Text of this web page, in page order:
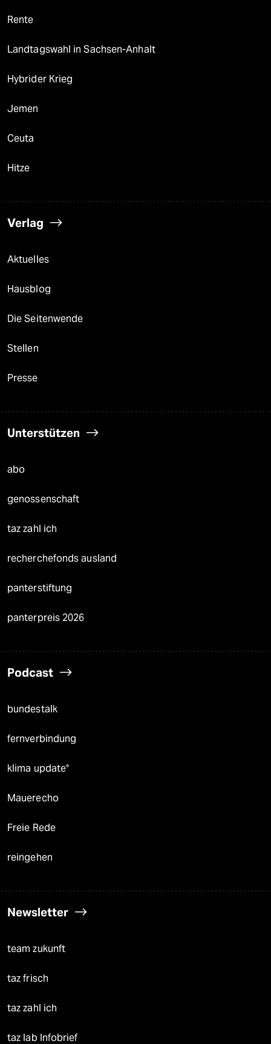
Rente
Landtagswahl in Sachsen-Anhalt
Hybrider Krieg
Jemen
Ceuta
Hitze
Verlag
Aktuelles
Hausblog
Die Seitenwende
Stellen
Presse
Unterstützen
abo
genossenschaft
taz zahl ich
recherchefonds ausland
panterstiftung
panterpreis 2026
Podcast
bundestalk
fernverbindung
klima update°
Mauerecho
Freie Rede
reingehen
Newsletter
team zukunft
taz frisch
taz zahl ich
taz lab Infobrief